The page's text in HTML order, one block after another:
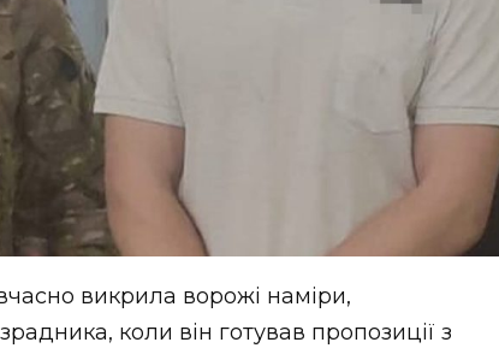
викрила ворожі наміри,
коли він готував пропозиції з